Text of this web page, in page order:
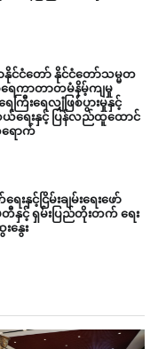
နိုင်ငံတော် နိုင်ငံတော်သမ္မတ
ရေကာတာတမံနိမ့်ကျမှု
ေကြီးရေလျှံဖြစ်ပွားမှုနှင့်
းနှင့် ပြန်လည်ထူထောင်
ောက်
နှင့်ငြိမ်းချမ်းရေးဖော်
နှင့် ရှမ်းပြည်တိုးတက် ရေး
နွေး